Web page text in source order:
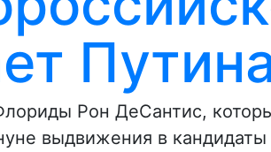
Рон ДеСантис,
выдвижения в